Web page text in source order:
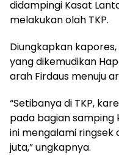
didampingi Kasat
melakukan olah TKP.
Diungkapkan kapores,
yang dikemudikan
arah Firdaus menuju
“Setibanya di TKP,
pada bagian samping
ini mengalami ringsek
juta,” ungkapnya.